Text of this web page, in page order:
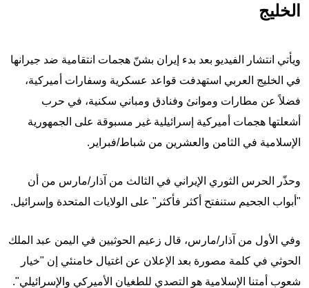
الخليج
ويأتي انتشار الفيديو بعد بدء إيران بشنّ هجمات انتقامية ضد جيرانها
في الخليج العربي استهدفت قواعد عسكرية وسفارات أميركية،
فضلاً عن مطارات وموانئ وفنادق ومباني سكنية، في حرب
أشعلتها هجمات أميركية إسرائيلية غير مسبوقة على الجمهورية
الإسلامية في الثامن والعشرين من شباط/فبراير.
وحذّر الحرس الثوري الإيراني في الثالث من آذار/مارس من أن
"أبواب الجحيم ستنفتح أكثر فأكثر" على الولايات المتحدة وإسرائيل.
وفي الأول من آذار/مارس، قال زعيم الحوثيين في اليمن عبد الملك
الحوثي في كلمة مصورة بعد الإعلان عن اغتيال خامنئي إن "خيار
شعوب أمتنا الإسلامية هو التصدي للطغيان الأميركي والإسرائيلي".